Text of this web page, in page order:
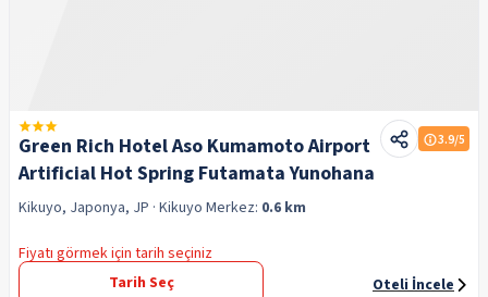
Green Rich Hotel Aso Kumamoto Airport
Artificial Hot Spring Futamata Yunohana
3.9/5
Kikuyo, Japonya, JP · Kikuyo Merkez: 0.6 km
Fiyatı görmek için tarih seçiniz
Tarih Seç
Oteli İncele